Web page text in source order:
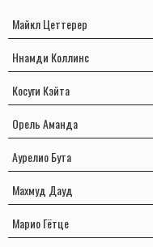
Майкл Цеттерер
Ннамди Коллинс
Косуги Кэйта
Орель Аманда
Аурелио Бута
Махмуд Дауд
Марио Гётце